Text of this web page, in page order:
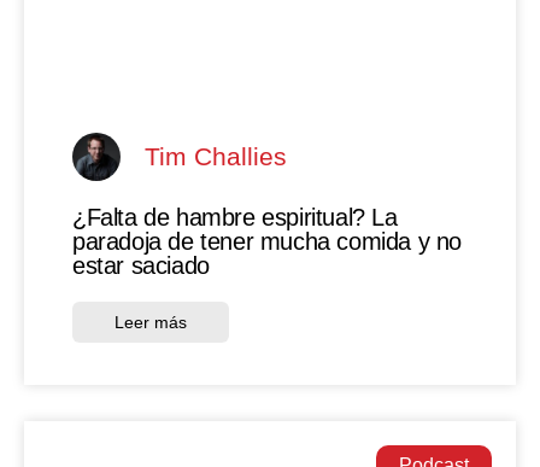
Tim Challies
¿Falta de hambre espiritual? La
paradoja de tener mucha comida y no
estar saciado
Leer más